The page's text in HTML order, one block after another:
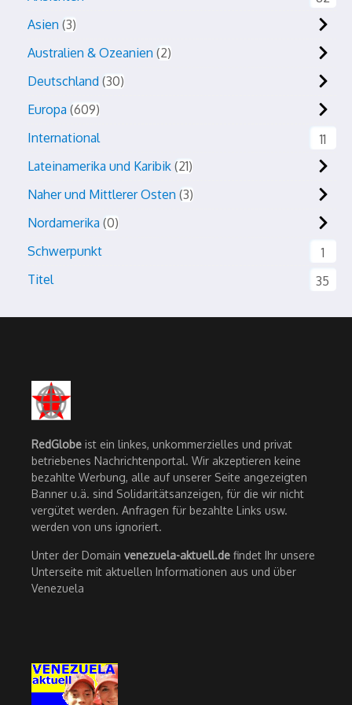
Asien 3
Australien & Ozeanien 2
Deutschland 30
Europa 609
International
11
Lateinamerika und Karibik 21
Naher und Mittlerer Osten 3
Nordamerika 0
Schwerpunkt
1
Titel
35
RedGlobe ist ein linkes, unkommerzielles und privat
betriebenes Nachrichtenportal. Wir akzeptieren keine
bezahlte Werbung, alle auf unserer Seite angezeigten
Banner u.ä. sind Solidaritätsanzeigen, für die wir nicht
vergütet werden. Anfragen für bezahlte Links usw.
werden von uns ignoriert.
Unter der Domain venezuela-aktuell.de findet Ihr unsere
Unterseite mit aktuellen Informationen aus und über
Venezuela